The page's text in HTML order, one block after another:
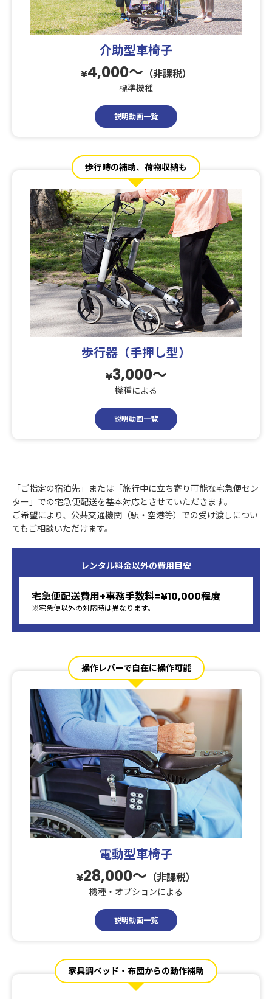
介助型車椅子
¥4,000〜 （非課税）
標準機種
説明動画一覧
歩行時の補助、荷物収納も
歩行器（手押し型）
¥3,000〜
機種による
説明動画一覧
「ご指定の宿泊先」または「旅行中に立ち寄り可能な宅急便セン
ター」での宅急便配送を基本対応とさせていただきます。
ご希望により、公共交通機関（駅・空港等）での受け渡しについ
てもご相談いただけます。
レンタル料金以外の費用目安
宅急便配送費用+事務手数料=¥10,000程度
※宅急便以外の対応時は異なります。
操作レバーで自在に操作可能
電動型車椅子
¥28,000〜 （非課税）
機種・オプションによる
説明動画一覧
家具調ベッド・布団からの動作補助